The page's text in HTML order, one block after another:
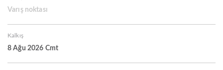
Varış noktası
Kalkış
8 Ağu 2026 Cmt